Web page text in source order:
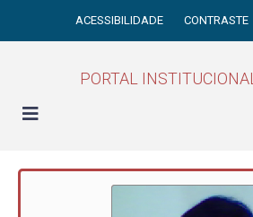
ACESSIBILIDADE CONTRASTE
PORTAL INSTITUCIONAL